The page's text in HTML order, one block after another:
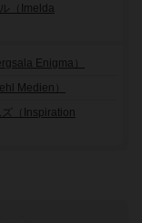
（Imelda
Enigma）
Medien）
（Inspiration